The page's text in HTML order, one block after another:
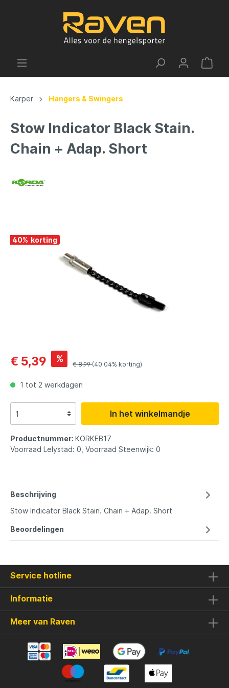
Karper Hangers & Swingers
Stow Indicator Black Stain.
Chain + Adap. Short
40%
€ 5,39 %
€ 8,99(40.04% korting)
1 tot 2 werkdagen
In het winkelmandje
Productnummer: KORKEB17
Voorraad Lelystad: 0, Voorraad Steenwijk: 0
Beschrijving
Stow Indicator Black Stain. Chain + Adap. Short
Beoordelingen
Service hotline
Informatie
Meer van Raven